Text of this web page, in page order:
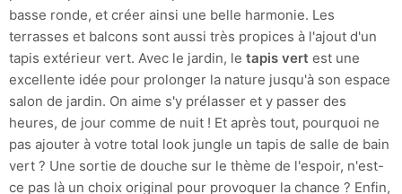
basse ronde, et créer ainsi une belle harmonie. Les
terrasses et balcons sont aussi très propices à l'ajout d'un
tapis extérieur vert. Avec le jardin, le tapis vert est une
excellente idée pour prolonger la nature jusqu'à son espace
salon de jardin. On aime s'y prélasser et y passer des
heures, de jour comme de nuit ! Et après tout, pourquoi ne
pas ajouter à votre total look jungle un tapis de salle de bain
vert ? Une sortie de douche sur le thème de l'espoir, n'est-
ce pas là un choix original pour provoquer la chance ? Enfin,